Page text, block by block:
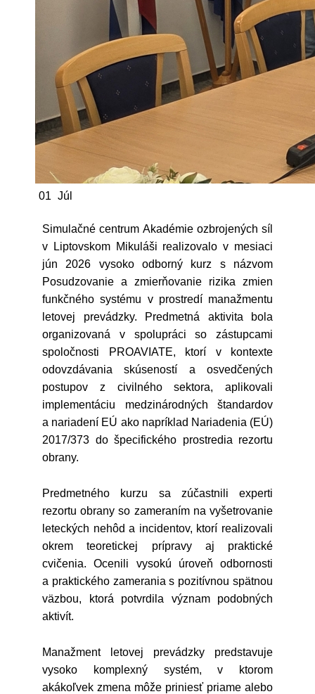
01 Júl
Simulačné centrum Akadémie ozbrojených síl
v Liptovskom Mikuláši realizovalo v mesiaci
jún 2026 vysoko odborný kurz s názvom
Posudzovanie a zmierňovanie rizika zmien
funkčného systému v prostredí manažmentu
letovej prevádzky. Predmetná aktivita bola
organizovaná v spolupráci so zástupcami
spoločnosti PROAVIATE, ktorí v kontexte
odovzdávania skúseností a osvedčených
postupov z civilného sektora, aplikovali
implementáciu medzinárodných štandardov
a nariadení EÚ ako napríklad Nariadenia (EÚ)
2017/373 do špecifického prostredia rezortu
obrany.
Predmetného kurzu sa zúčastnili experti
rezortu obrany so zameraním na vyšetrovanie
leteckých nehôd a incidentov, ktorí realizovali
okrem teoretickej prípravy aj praktické
cvičenia. Ocenili vysokú úroveň odbornosti
a praktického zamerania s pozitívnou spätnou
väzbou, ktorá potvrdila význam podobných
aktivít.
Manažment letovej prevádzky predstavuje
vysoko komplexný systém, v ktorom
akákoľvek zmena môže priniesť priame alebo